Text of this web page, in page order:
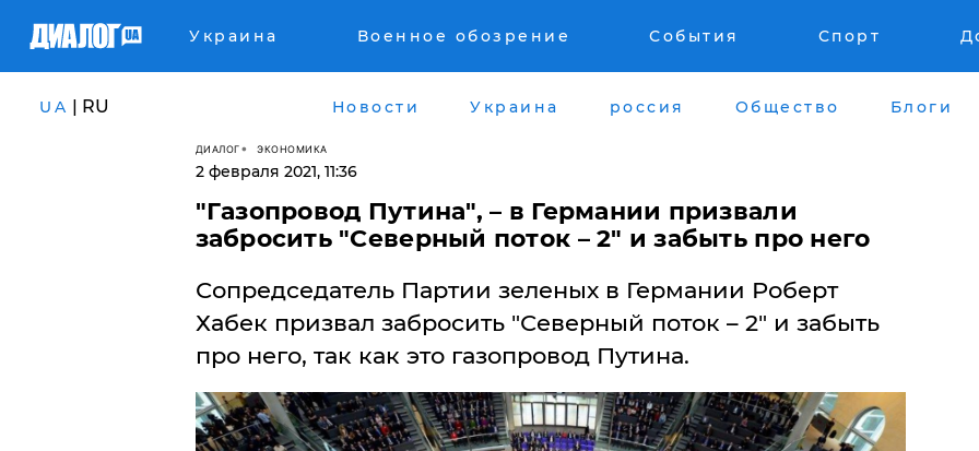
Украина Военное обозрение События Спорт
UA | RU Новости Украина россия Общество Блоги
ДИАЛОГ ЭКОНОМИКА
2 февраля 2021, 11:36
"Газопровод Путина", – в Германии призвали
забросить "Северный поток – 2" и забыть про него
Сопредседатель Партии зеленых в Германии Роберт
Хабек призвал забросить "Северный поток – 2" и забыть
про него, так как это газопровод Путина.